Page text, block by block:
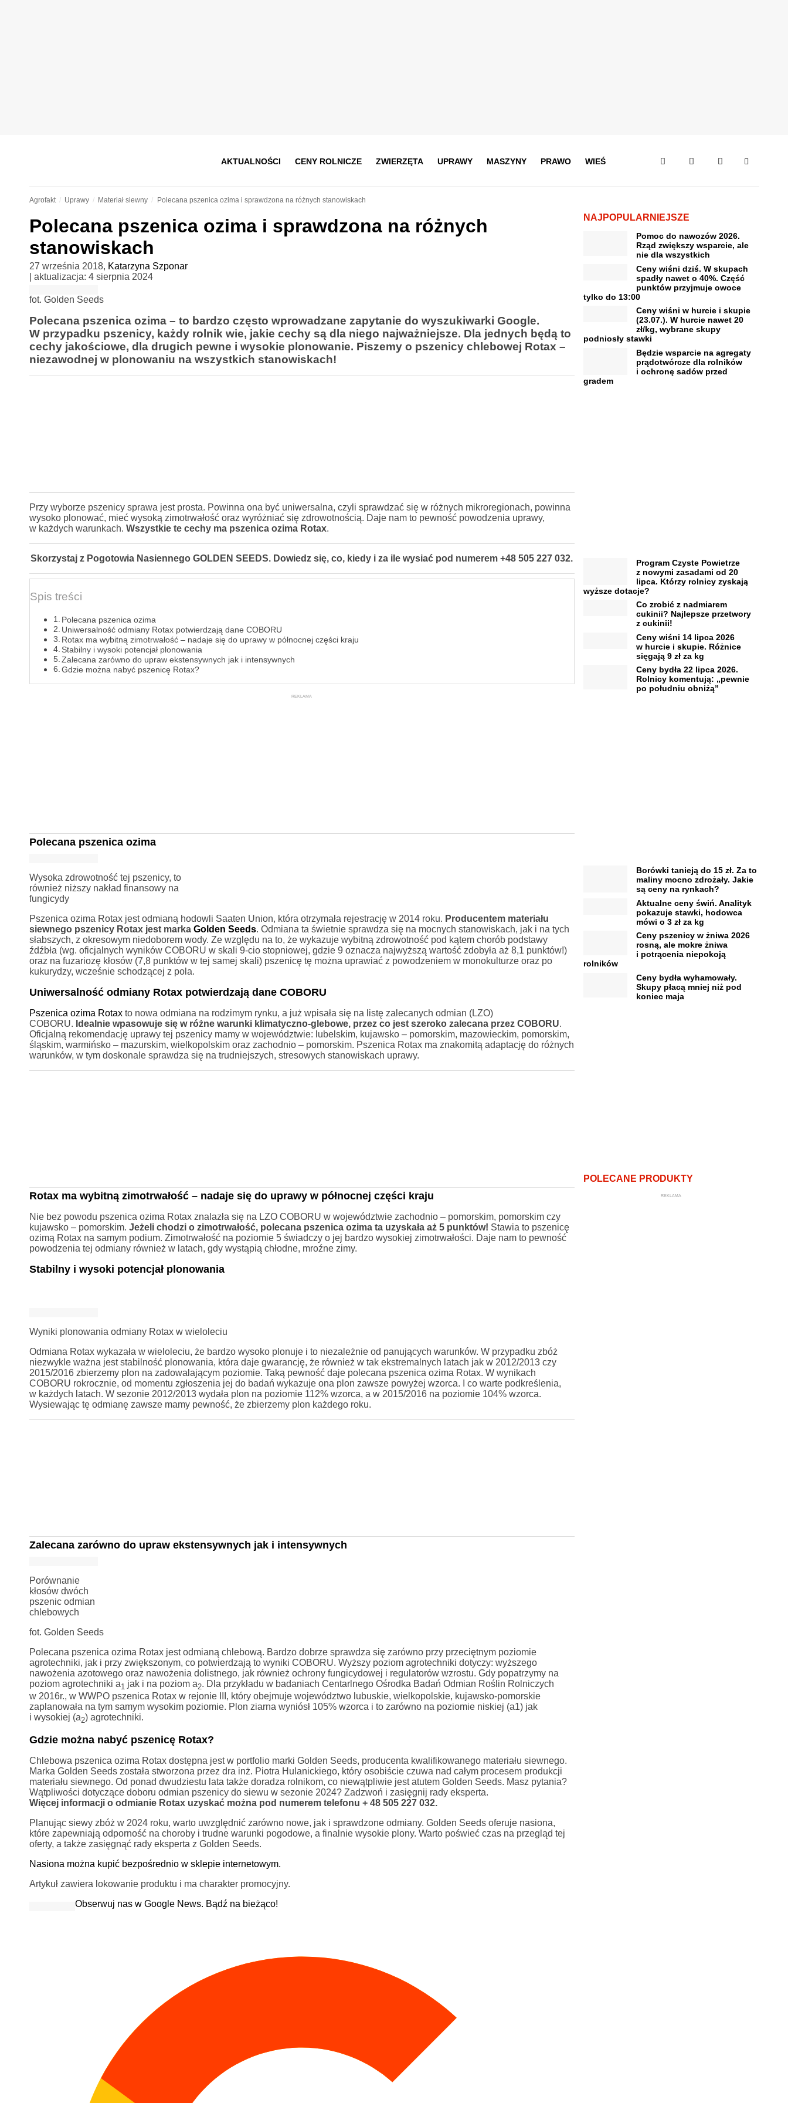
AKTUALNOŚCI CENY ROLNICZE ZWIERZĘTA UPRAWY MASZYNY PRAWO WIEŚ
Agrofakt Uprawy Materiał siewny Polecana pszenica ozima i sprawdzona na różnych stanowiskach
Polecana pszenica ozima i sprawdzona na różnych
stanowiskach
27 września 2018, Katarzyna Szponar
| aktualizacja: 4 sierpnia 2024
fot. Golden Seeds
Polecana pszenica ozima – to bardzo często wprowadzane zapytanie do wyszukiwarki Google.
W przypadku pszenicy, każdy rolnik wie, jakie cechy są dla niego najważniejsze. Dla jednych będą to
cechy jakościowe, dla drugich pewne i wysokie plonowanie. Piszemy o pszenicy chlebowej Rotax –
niezawodnej w plonowaniu na wszystkich stanowiskach!
Przy wyborze pszenicy sprawa jest prosta. Powinna ona być uniwersalna, czyli sprawdzać się w różnych mikroregionach, powinna
wysoko plonować, mieć wysoką zimotrwałość oraz wyróżniać się zdrowotnością. Daje nam to pewność powodzenia uprawy,
w każdych warunkach. Wszystkie te cechy ma pszenica ozima Rotax.
Skorzystaj z Pogotowia Nasiennego GOLDEN SEEDS. Dowiedz się, co, kiedy i za ile wysiać pod numerem +48 505 227 032.
Spis treści
Polecana pszenica ozima
Uniwersalność odmiany Rotax potwierdzają dane COBORU
Rotax ma wybitną zimotrwałość – nadaje się do uprawy w północnej części kraju
Stabilny i wysoki potencjał plonowania
Zalecana zarówno do upraw ekstensywnych jak i intensywnych
Gdzie można nabyć pszenicę Rotax?
REKLAMA
Polecana pszenica ozima
Wysoka zdrowotność tej pszenicy, to
również niższy nakład finansowy na
fungicydy
Pszenica ozima Rotax jest odmianą hodowli Saaten Union, która otrzymała rejestrację w 2014 roku. Producentem materiału
siewnego pszenicy Rotax jest marka Golden Seeds. Odmiana ta świetnie sprawdza się na mocnych stanowiskach, jak i na tych
słabszych, z okresowym niedoborem wody. Ze względu na to, że wykazuje wybitną zdrowotność pod kątem chorób podstawy
źdźbła (wg. oficjalnych wyników COBORU w skali 9-cio stopniowej, gdzie 9 oznacza najwyższą wartość zdobyła aż 8,1 punktów!)
oraz na fuzariozę kłosów (7,8 punktów w tej samej skali) pszenicę tę można uprawiać z powodzeniem w monokulturze oraz po
kukurydzy, wcześnie schodzącej z pola.
Uniwersalność odmiany Rotax potwierdzają dane COBORU
Pszenica ozima Rotax to nowa odmiana na rodzimym rynku, a już wpisała się na listę zalecanych odmian (LZO)
COBORU. Idealnie wpasowuje się w różne warunki klimatyczno-glebowe, przez co jest szeroko zalecana przez COBORU.
Oficjalną rekomendację uprawy tej pszenicy mamy w województwie: lubelskim, kujawsko – pomorskim, mazowieckim, pomorskim,
śląskim, warmińsko – mazurskim, wielkopolskim oraz zachodnio – pomorskim. Pszenica Rotax ma znakomitą adaptację do różnych
warunków, w tym doskonale sprawdza się na trudniejszych, stresowych stanowiskach uprawy.
Rotax ma wybitną zimotrwałość – nadaje się do uprawy w północnej części kraju
Nie bez powodu pszenica ozima Rotax znalazła się na LZO COBORU w województwie zachodnio – pomorskim, pomorskim czy
kujawsko – pomorskim. Jeżeli chodzi o zimotrwałość, polecana pszenica ozima ta uzyskała aż 5 punktów! Stawia to pszenicę
ozimą Rotax na samym podium. Zimotrwałość na poziomie 5 świadczy o jej bardzo wysokiej zimotrwałości. Daje nam to pewność
powodzenia tej odmiany również w latach, gdy wystąpią chłodne, mroźne zimy.
Stabilny i wysoki potencjał plonowania
Wyniki plonowania odmiany Rotax w wieloleciu
Odmiana Rotax wykazała w wieloleciu, że bardzo wysoko plonuje i to niezależnie od panujących warunków. W przypadku zbóż
niezwykle ważna jest stabilność plonowania, która daje gwarancję, że również w tak ekstremalnych latach jak w 2012/2013 czy
2015/2016 zbierzemy plon na zadowalającym poziomie. Taką pewność daje polecana pszenica ozima Rotax. W wynikach
COBORU rokrocznie, od momentu zgłoszenia jej do badań wykazuje ona plon zawsze powyżej wzorca. I co warte podkreślenia,
w każdych latach. W sezonie 2012/2013 wydała plon na poziomie 112% wzorca, a w 2015/2016 na poziomie 104% wzorca.
Wysiewając tę odmianę zawsze mamy pewność, że zbierzemy plon każdego roku.
Zalecana zarówno do upraw ekstensywnych jak i intensywnych
Porównanie
kłosów dwóch
pszenic odmian
chlebowych
fot. Golden Seeds
Polecana pszenica ozima Rotax jest odmianą chlebową. Bardzo dobrze sprawdza się zarówno przy przeciętnym poziomie
agrotechniki, jak i przy zwiększonym, co potwierdzają to wyniki COBORU. Wyższy poziom agrotechniki dotyczy: wyższego
nawożenia azotowego oraz nawożenia dolistnego, jak również ochrony fungicydowej i regulatorów wzrostu. Gdy popatrzymy na
poziom agrotechniki a1 jak i na poziom a2. Dla przykładu w badaniach Centarlnego Ośrodka Badań Odmian Roślin Rolniczych
w 2016r., w WWPO pszenica Rotax w rejonie III, który obejmuje województwo lubuskie, wielkopolskie, kujawsko-pomorskie
zaplanowała na tym samym wysokim poziomie. Plon ziarna wyniósł 105% wzorca i to zarówno na poziomie niskiej (a1) jak
i wysokiej (a2) agrotechniki.
Gdzie można nabyć pszenicę Rotax?
Chlebowa pszenica ozima Rotax dostępna jest w portfolio marki Golden Seeds, producenta kwalifikowanego materiału siewnego.
Marka Golden Seeds została stworzona przez dra inż. Piotra Hulanickiego, który osobiście czuwa nad całym procesem produkcji
materiału siewnego. Od ponad dwudziestu lata także doradza rolnikom, co niewątpliwie jest atutem Golden Seeds. Masz pytania?
Wątpliwości dotyczące doboru odmian pszenicy do siewu w sezonie 2024? Zadzwoń i zasięgnij rady eksperta.
Więcej informacji o odmianie Rotax uzyskać można pod numerem telefonu + 48 505 227 032.
Planując siewy zbóż w 2024 roku, warto uwzględnić zarówno nowe, jak i sprawdzone odmiany. Golden Seeds oferuje nasiona,
które zapewniają odporność na choroby i trudne warunki pogodowe, a finalnie wysokie plony. Warto poświeć czas na przegląd tej
oferty, a także zasięgnąć rady eksperta z Golden Seeds.
Nasiona można kupić bezpośrednio w sklepie internetowym.
Artykuł zawiera lokowanie produktu i ma charakter promocyjny.
Obserwuj nas w Google News. Bądź na bieżąco!
NAJPOPULARNIEJSZE
Pomoc do nawozów 2026.
Rząd zwiększy wsparcie, ale
nie dla wszystkich
Ceny wiśni dziś. W skupach
spadły nawet o 40%. Część
punktów przyjmuje owoce
tylko do 13:00
Ceny wiśni w hurcie i skupie
(23.07.). W hurcie nawet 20
zł/kg, wybrane skupy
podniosły stawki
Będzie wsparcie na agregaty
prądotwórcze dla rolników
i ochronę sadów przed
gradem
Program Czyste Powietrze
z nowymi zasadami od 20
lipca. Którzy rolnicy zyskają
wyższe dotacje?
Co zrobić z nadmiarem
cukinii? Najlepsze przetwory
z cukinii!
Ceny wiśni 14 lipca 2026
w hurcie i skupie. Różnice
sięgają 9 zł za kg
Ceny bydła 22 lipca 2026.
Rolnicy komentują: „pewnie
po południu obniżą”
Borówki tanieją do 15 zł. Za to
maliny mocno zdrożały. Jakie
są ceny na rynkach?
Aktualne ceny świń. Analityk
pokazuje stawki, hodowca
mówi o 3 zł za kg
Ceny pszenicy w żniwa 2026
rosną, ale mokre żniwa
i potrącenia niepokoją
rolników
Ceny bydła wyhamowały.
Skupy płacą mniej niż pod
koniec maja
POLECANE PRODUKTY
REKLAMA